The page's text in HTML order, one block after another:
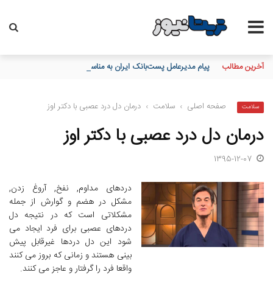
آخرین مطالب پیام مدیرعامل پست‌بانک ایران به مناسبت 17 مرداد روز خبرنگار
سلامت صفحه اصلی › سلامت › درمان دل درد عصبی با دکتر اوز
درمان دل درد عصبی با دکتر اوز
1395-12-07
دردهای مداوم, نفخ, آروغ زدن,
مشکل در هضم و گوارش از جمله
مشکلاتی است که در نتیجه دل
دردهای عصبی برای فرد ایجاد می
شود این دل دردها غیرقابل پیش
بینی هستند و زمانی که بروز می کنند
واقعا فرد را گرفتار و عاجز می کنند.